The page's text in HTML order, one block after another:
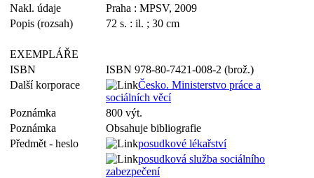
Nakl. údaje
Praha : MPSV, 2009
Popis (rozsah)
72 s. : il. ; 30 cm
EXEMPLÁŘE
ISBN
ISBN 978-80-7421-008-2 (brož.)
Další korporace
Česko. Ministerstvo práce a
sociálních věcí
Poznámka
800 výt.
Poznámka
Obsahuje bibliografie
Předmět - heslo
posudkové lékařství
posudková služba sociálního
zabezpečení